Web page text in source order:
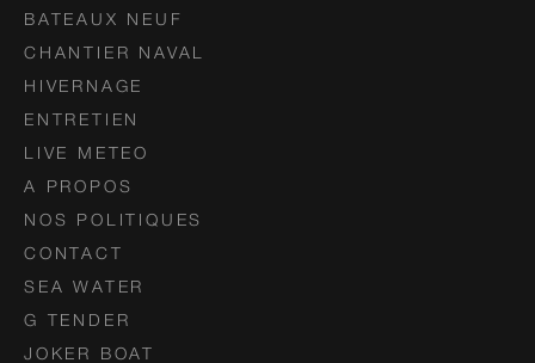
BATEAUX NEUF
CHANTIER NAVAL
HIVERNAGE
ENTRETIEN
LIVE METEO
A PROPOS
NOS POLITIQUES
CONTACT
SEA WATER
G TENDER
JOKER BOAT